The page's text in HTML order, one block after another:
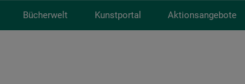
Bücherwelt Kunstportal Aktionsangebote